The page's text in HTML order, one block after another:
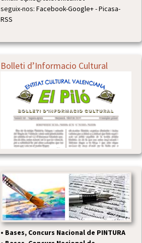
seguix-nos: Facebook-Google+-Picasa-
RSS
Bolleti d’Informacio Cultural
• Bases, Concurs Nacional de PINTURA